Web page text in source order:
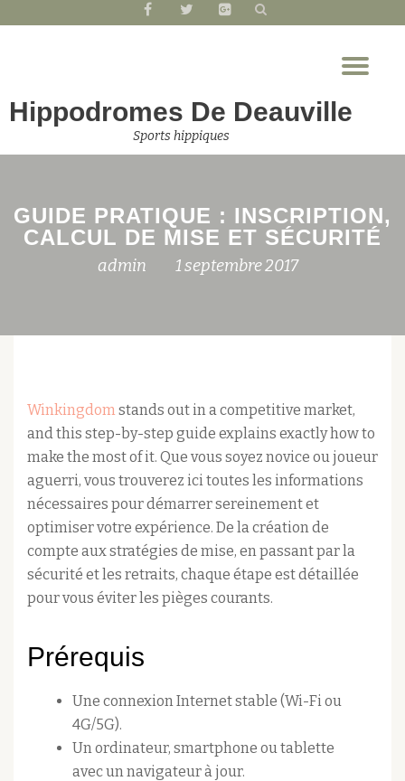
fa-
fa-
fa-
Hippodromes De Deauville
Sports hippiques
GUIDE PRATIQUE : INSCRIPTION,
CALCUL DE MISE ET SÉCURITÉ
admin 1 septembre 2017
Winkingdomstands out in a competitive market,
and this step-by-step guide explains exactly how to
make the most of it. Que vous soyez novice ou joueur
aguerri, vous trouverez ici toutes les informations
nécessaires pour démarrer sereinement et
optimiser votre expérience. De la création de
compte aux stratégies de mise, en passant par la
sécurité et les retraits, chaque étape est détaillée
pour vous éviter les pièges courants.
Prérequis
Une connexion Internet stable (Wi-Fi ou
4G/5G).
Un ordinateur, smartphone ou tablette
avec un navigateur à jour.